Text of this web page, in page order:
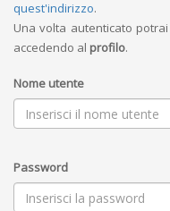
quest'indirizzo.
Una volta autenticato
accedendo al profilo.
Nome utente
Password